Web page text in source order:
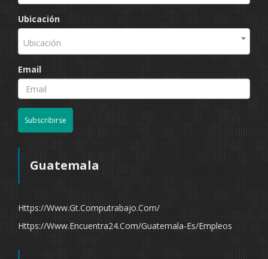
Ubicación
Ubicación
Email
Subscribirse
Guatemala
Https://www.gt.computrabajo.com/
Https://www.encuentra24.com/guatemala-Es/empleos